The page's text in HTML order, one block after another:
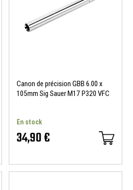
Canon de précision GBB 6.00 x
105mm Sig Sauer M17 P320 VFC
En stock
34,90 €